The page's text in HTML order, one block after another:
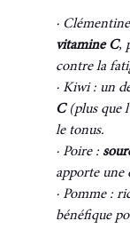
·
vitamine C,
contre la
· Kiwi : un
C (plus que
le tonus.
· Poire :
apporte une
· Pomme :
bénéfique